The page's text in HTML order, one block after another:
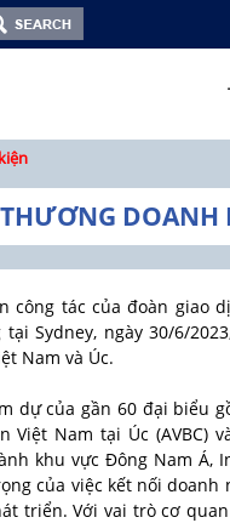
DOANH
công tác của đoàn giao
Sydney, ngày 30/6/
Nam và Úc.
dự của gần 60 đại biểu
Việt Nam tại Úc
khu vực Đông Nam Á,
của việc kết nối
triển. Với vai trò cơ